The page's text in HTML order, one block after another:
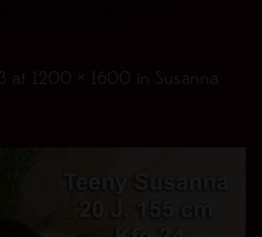
at 1200 × 1600
Susanna